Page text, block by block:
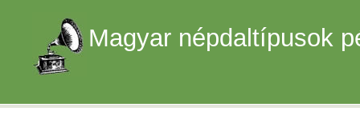
Magyar népdaltípusok